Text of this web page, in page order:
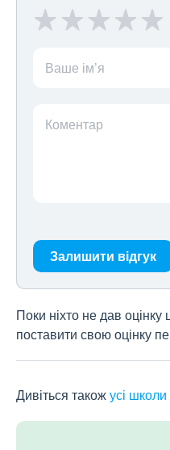
Ваше ім’я
Коментар
Залишити відгук
Поки ніхто не дав оцінку
поставити свою оцінку
Дивіться такожусі